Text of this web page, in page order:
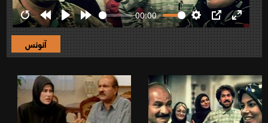
RestartRewind
10s
Play Forward
10s
00:00
Settings
PIP Enter
آنونس